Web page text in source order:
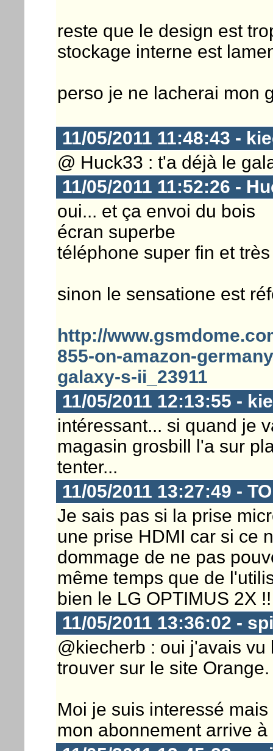
reste que le design est
stockage interne est
perso je ne lacherai mon
11/05/2011 11:48:43 -
@ Huck33 : t'a déjà le
11/05/2011 11:52:26 -
oui... et ça envoi du bois
écran superbe
téléphone super fin et
sinon le sensatione est
http://
855-on-amazon-
galaxy-s-ii_23911
11/05/2011 12:13:55 -
intéressant... si quand je
magasin grosbill l'a sur
tenter...
11/05/2011 13:27:49 -
Je sais pas si la prise
une prise HDMI car si ce
dommage de ne pas
même temps que de
bien le LG OPTIMUS 2X !!
11/05/2011 13:36:02 -
@kiecherb : oui j'avais
trouver sur le site Orange.
Moi je suis interessé
mon abonnement arrive